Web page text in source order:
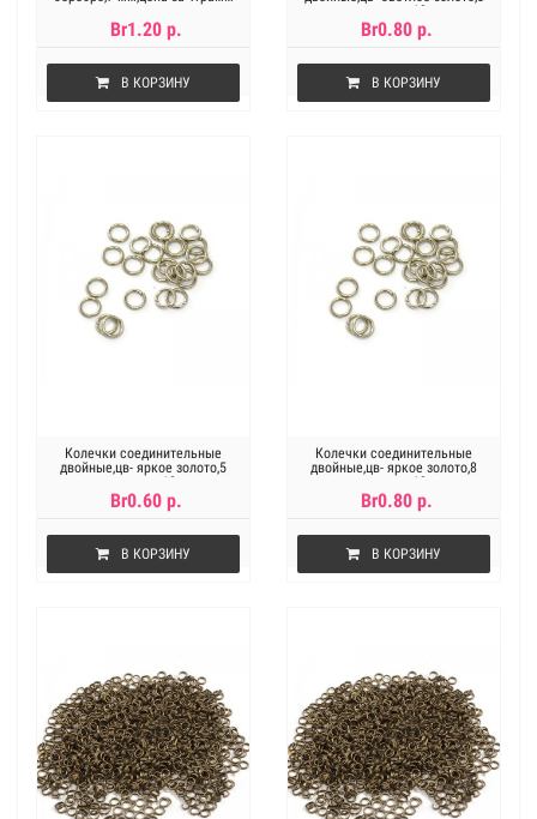
Br1.20 р.
В КОРЗИНУ
мм,цена за 10 шт
Br0.80 р.
В КОРЗИНУ
Колечки соединительные
двойные,цв- яркое золото,5
мм,цена за 10 шт
Br0.60 р.
В КОРЗИНУ
Колечки соединительные
двойные,цв- яркое золото,8
мм,цена за 10 шт
Br0.80 р.
В КОРЗИНУ